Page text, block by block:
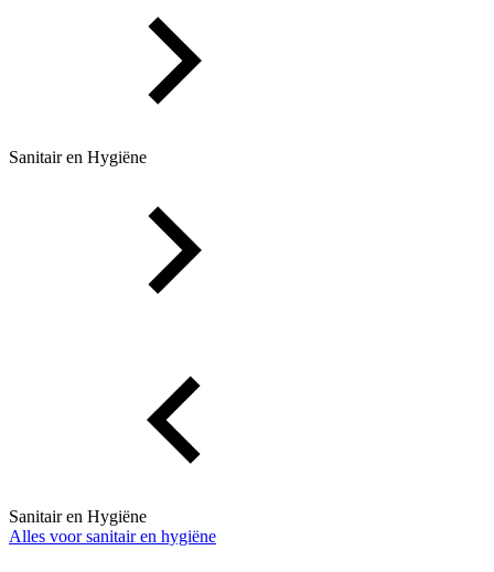
Sanitair en Hygiëne
Sanitair en Hygiëne
Alles voor sanitair en hygiëne